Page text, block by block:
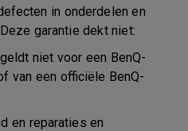
in onderdelen en
garantie dekt niet:
niet voor een BenQ-
van een officiële BenQ-
en reparaties en